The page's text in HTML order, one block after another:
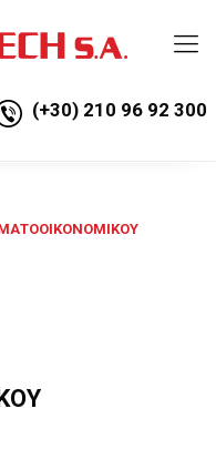
(+30) 210 96 92 300